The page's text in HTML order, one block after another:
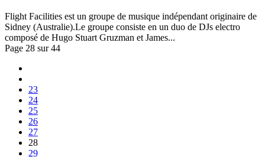
Flight Facilities est un groupe de musique indépendant originaire de
Sidney (Australie).Le groupe consiste en un duo de DJs electro
composé de Hugo Stuart Gruzman et James...
Page 28 sur 44
23
24
25
26
27
28
29